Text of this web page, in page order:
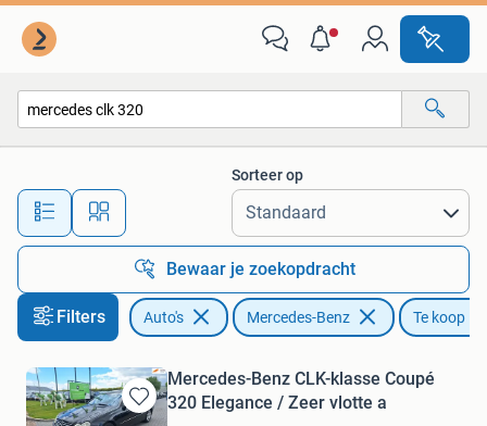
Alle afstanden…
Sorteer op
Bewaar je zoekopdracht
Filters Auto's Mercedes-Benz Te koop
Bewaren
Mercedes-Benz CLK-klasse Coupé
320 Elegance / Zeer vlotte a